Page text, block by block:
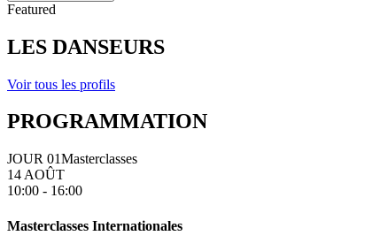
Featured
LES DANSEURS
Voir tous les profils
PROGRAMMATION
JOUR 01Masterclasses
14 AOÛT
10:00 - 16:00
Masterclasses Internationales